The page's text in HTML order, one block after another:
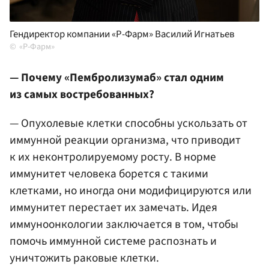
Гендиректор компании «Р-Фарм» Василий Игнатьев
«Р-Фарм»
— Почему «Пембролизумаб» стал одним
из самых востребованных?
— Опухолевые клетки способны ускользать от
иммунной реакции организма, что приводит
к их неконтролируемому росту. В норме
иммунитет человека борется с такими
клетками, но иногда они модифицируются или
иммунитет перестает их замечать. Идея
иммуноонкологии заключается в том, чтобы
помочь иммунной системе распознать и
уничтожить раковые клетки.